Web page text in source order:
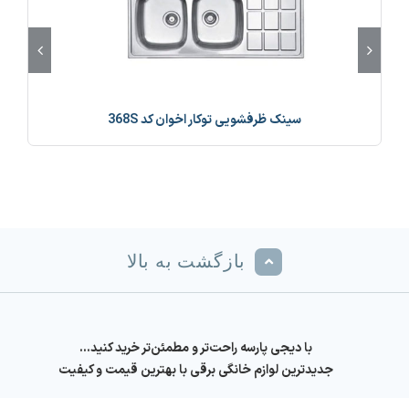
سینک ظرفشویی توکار اخوان کد 368S
بازگشت به بالا
با دیجی پارسه راحت‌تر و مطمئن‌تر خرید کنید…
جدیدترین لوازم خانگی برقی با بهترین قیمت و کیفیت